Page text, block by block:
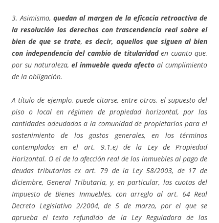
3. Asimismo, quedan al margen de la eficacia retroactiva de
la resolución los derechos con trascendencia real sobre el
bien de que se trate, es decir, aquellos que siguen al bien
con independencia del cambio de titularidaden cuanto que,
por su naturaleza, el inmueble queda afecto al cumplimiento
de la obligación.
A título de ejemplo, puede citarse, entre otros, el supuesto del
piso o local en régimen de propiedad horizontal, por las
cantidades adeudadas a la comunidad de propietarios para el
sostenimiento de los gastos generales, en los términos
contemplados en el art. 9.1.e) de la Ley de Propiedad
Horizontal. O el de la afección real de los inmuebles al pago de
deudas tributarias ex art. 79 de la Ley 58/2003, de 17 de
diciembre, General Tributaria, y, en particular, las cuotas del
Impuesto de Bienes Inmuebles, con arreglo al art. 64 Real
Decreto Legislativo 2/2004, de 5 de marzo, por el que se
aprueba el texto refundido de la Ley Reguladora de las